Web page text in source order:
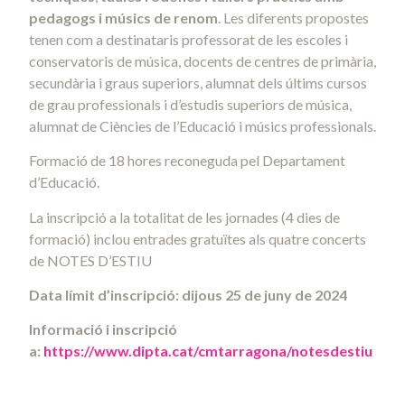
pedagogs i músics de renom . Les diferents propostes
tenen com a destinataris professorat de les escoles i
conservatoris de música, docents de centres de primària,
secundària i graus superiors, alumnat dels últims cursos
de grau professionals i d’estudis superiors de música,
alumnat de Ciències de l’Educació i músics professionals.
Formació de 18 hores reconeguda pel Departament
d’Educació.
La inscripció a la totalitat de les jornades (4 dies de
formació) inclou entrades gratuïtes als quatre concerts
de NOTES D’ESTIU
Data límit d’inscripció: dijous 25 de juny de 2024
Informació i inscripció
a: https://www.dipta.cat/cmtarragona/notesdestiu